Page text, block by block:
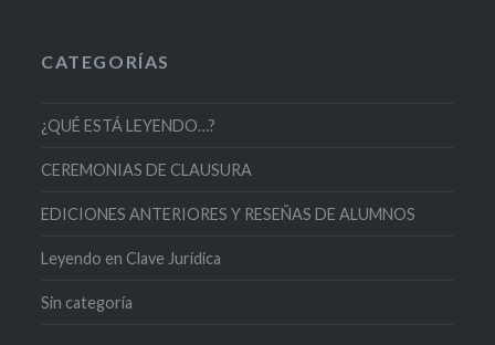
CATEGORÍAS
¿QUÉ ESTÁ LEYENDO…?
CEREMONIAS DE CLAUSURA
EDICIONES ANTERIORES Y RESEÑAS DE ALUMNOS
Leyendo en Clave Jurídica
Sin categoría